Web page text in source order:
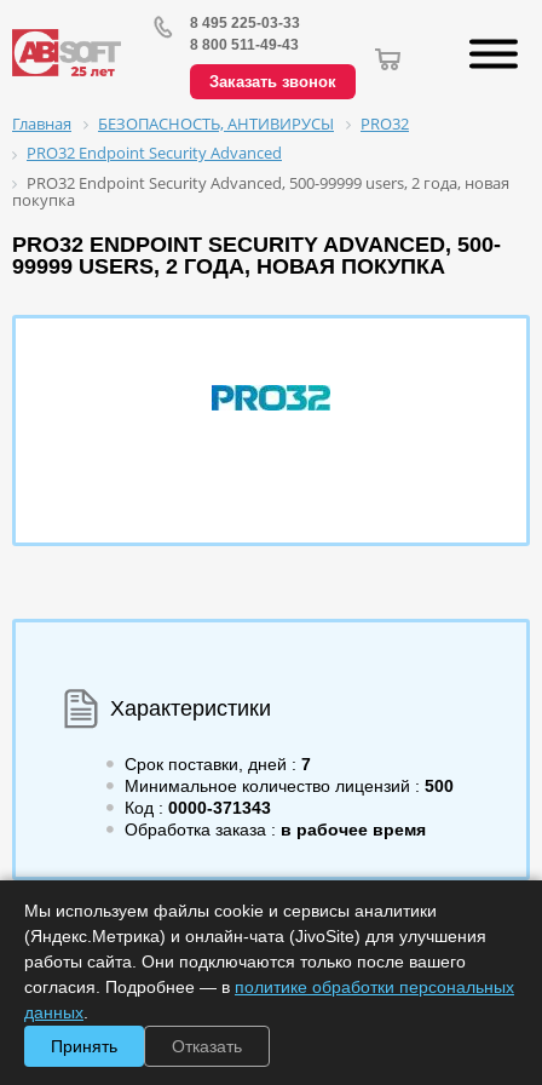
8 495 225-03-33
8 800 511-49-43
Заказать звонок
Главная БЕЗОПАСНОСТЬ, АНТИВИРУСЫ
PRO32
PRO32 Endpoint Security Advanced
PRO32 Endpoint Security Advanced, 500-99999 users, 2 года, новая
покупка
PRO32 ENDPOINT SECURITY ADVANCED, 500-
99999 USERS, 2 ГОДА, НОВАЯ ПОКУПКА
Характеристики
Срок поставки, дней : 7
Минимальное количество лицензий : 500
Код : 0000-371343
Обработка заказа : в рабочее время
2 406.00a/шт.
Минимальное количество
лицензий: 500
Мы используем файлы cookie и сервисы аналитики
(Яндекс.Метрика) и онлайн-чата (JivoSite) для улучшения
работы сайта. Они подключаются только после вашего
согласия. Подробнее — в политике обработки персональных
данных
Принять
Отказать